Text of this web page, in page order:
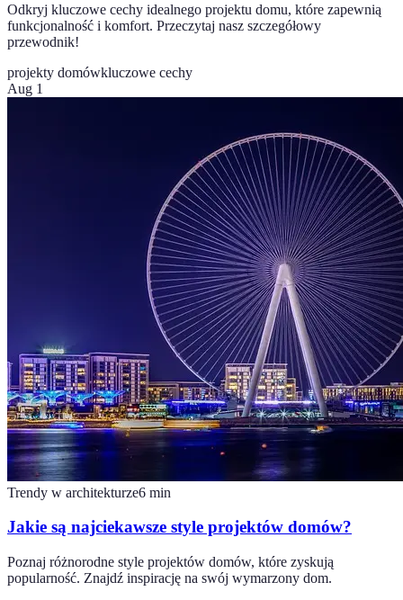
Odkryj kluczowe cechy idealnego projektu domu, które zapewnią
funkcjonalność i komfort. Przeczytaj nasz szczegółowy
przewodnik!
projekty domówkluczowe cechy
Aug 1
Trendy w architekturze6 min
Jakie są najciekawsze style projektów domów?
Poznaj różnorodne style projektów domów, które zyskują
popularność. Znajdź inspirację na swój wymarzony dom.